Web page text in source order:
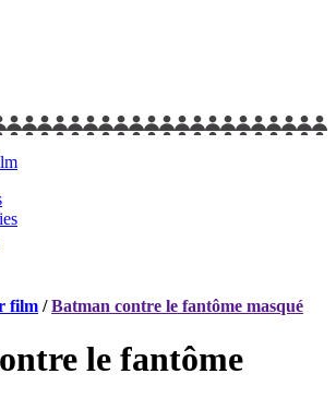
film /Batman contre le fantôme masqué
le fantôme